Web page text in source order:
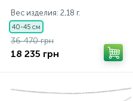
Вес изделия: 2,18 г.
40-45 см
36 470 грн
18 235 грн